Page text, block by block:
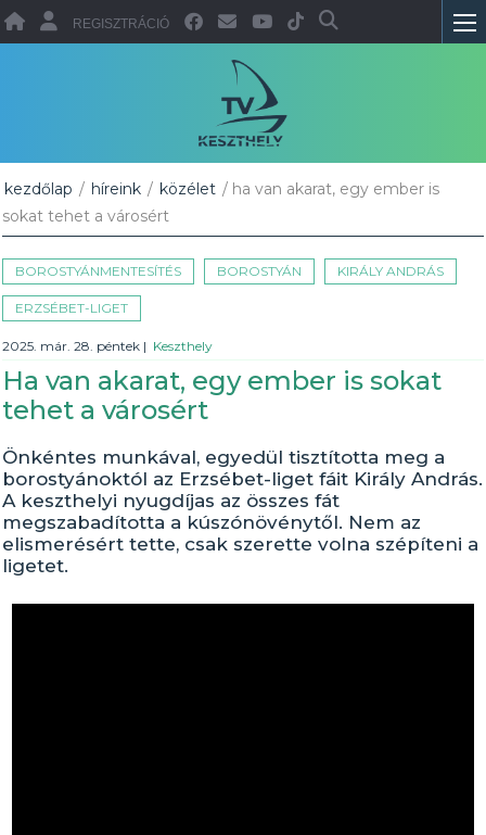
REGISZTRÁCIÓ
kezdőlap / híreink / közélet / ha van akarat, egy ember is
sokat tehet a városért
BOROSTYÁNMENTESÍTÉS BOROSTYÁN KIRÁLY ANDRÁS
ERZSÉBET-LIGET
2025. már. 28. péntek | Keszthely
Ha van akarat, egy ember is sokat
tehet a városért
Önkéntes munkával, egyedül tisztította meg a
borostyánoktól az Erzsébet-liget fáit Király András.
A keszthelyi nyugdíjas az összes fát
megszabadította a kúszónövénytől. Nem az
elismerésért tette, csak szerette volna szépíteni a
ligetet.